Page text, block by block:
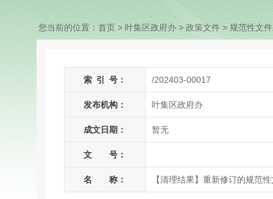
您当前的位置： 首页> 叶集区政府办 > 政策文件 > 规范性文
索 引 号： /202403-00017
发布机构： 叶集区政府办
成文日期： 暂无
文 号：
名 称： 【清理结果】重新修订的规范